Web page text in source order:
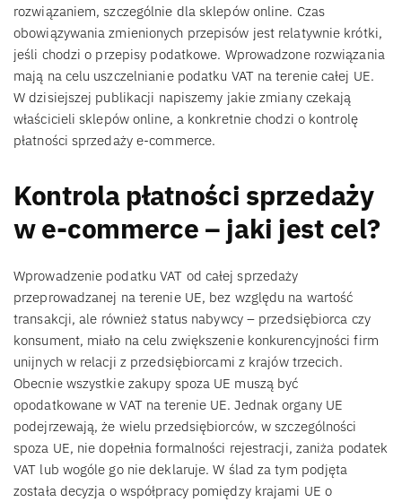
rozwiązaniem, szczególnie dla sklepów online. Czas
obowiązywania zmienionych przepisów jest relatywnie krótki,
jeśli chodzi o przepisy podatkowe. Wprowadzone rozwiązania
mają na celu uszczelnianie podatku VAT na terenie całej UE.
W dzisiejszej publikacji napiszemy jakie zmiany czekają
właścicieli sklepów online, a konkretnie chodzi o kontrolę
płatności sprzedaży e-commerce.
Kontrola płatności sprzedaży
w e-commerce – jaki jest cel?
Wprowadzenie podatku VAT od całej sprzedaży
przeprowadzanej na terenie UE, bez względu na wartość
transakcji, ale również status nabywcy – przedsiębiorca czy
konsument, miało na celu zwiększenie konkurencyjności firm
unijnych w relacji z przedsiębiorcami z krajów trzecich.
Obecnie wszystkie zakupy spoza UE muszą być
opodatkowane w VAT na terenie UE. Jednak organy UE
podejrzewają, że wielu przedsiębiorców, w szczególności
spoza UE, nie dopełnia formalności rejestracji, zaniża podatek
VAT lub wogóle go nie deklaruje. W ślad za tym podjęta
została decyzja o współpracy pomiędzy krajami UE o